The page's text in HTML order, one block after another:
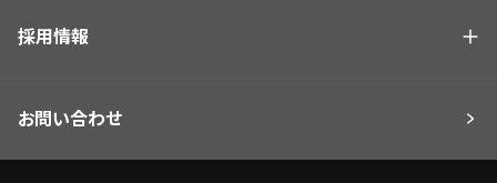
採用情報
お問い合わせ